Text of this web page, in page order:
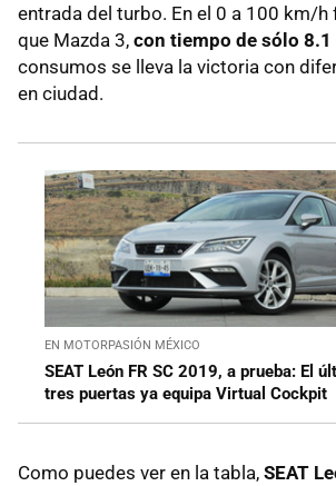
entrada del turbo. En el 0 a 100 km/h
que Mazda 3, con tiempo de sólo 8.1
consumos se lleva la victoria con
en ciudad.
EN MOTORPASIÓN MÉXICO
SEAT León FR SC 2019, a prueba: El
tres puertas ya equipa Virtual Cockpit
Como puedes ver en la tabla, SEAT